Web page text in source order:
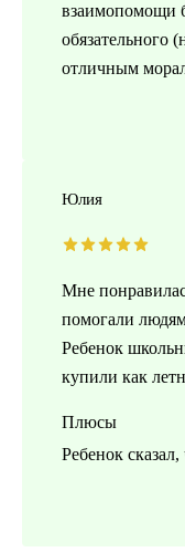
взаимопомощи
обязательного
отличным
Юлия
Мне
помогали
Ребенок
купили как
Плюсы
Ребенок